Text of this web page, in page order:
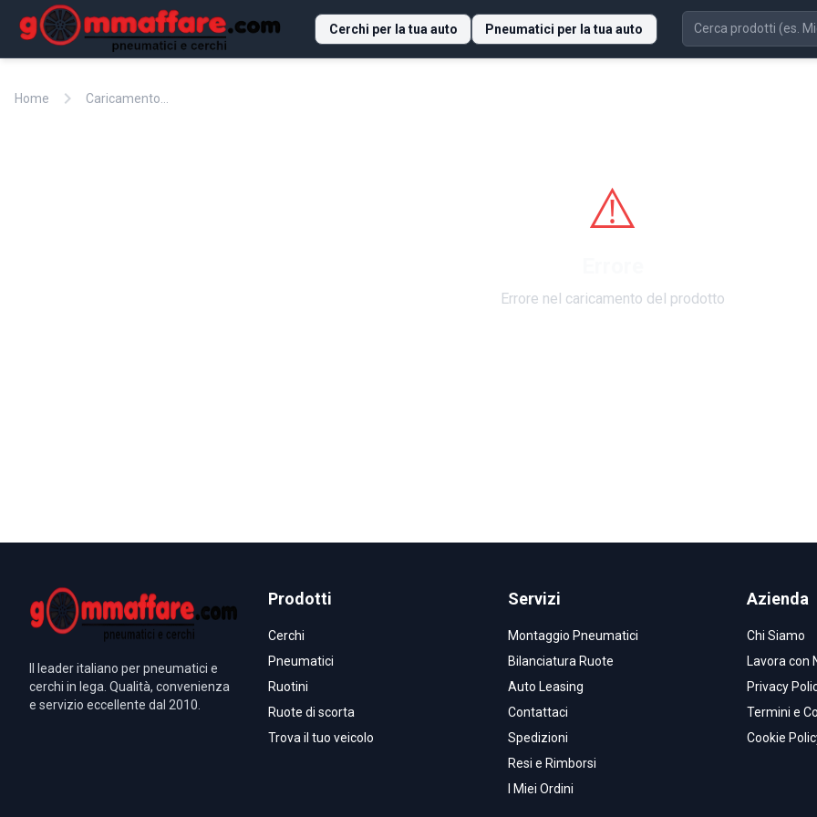
Cerchi per la tua auto Pneumatici per la tua auto
Home chevron_right Caricamento...
⚠️
Errore nel caricamento del prodotto
Il leader italiano per pneumatici e
cerchi in lega. Qualità, convenienza
e servizio eccellente dal 2010.
Prodotti
Cerchi
Pneumatici
Ruotini
Ruote di scorta
Trova il tuo veicolo
Servizi
Montaggio Pneumatici
Bilanciatura Ruote
Auto Leasing
Contattaci
Spedizioni
Resi e Rimborsi
I Miei Ordini
Azienda
Chi Siamo
Lavora con
Privacy
Termini e
Cookie